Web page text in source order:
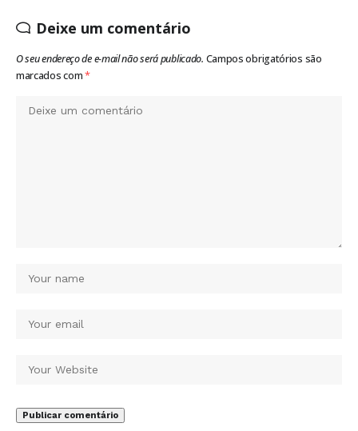
Deixe um comentário
O seu endereço de e-mail não será publicado. Campos obrigatórios são
marcados com*